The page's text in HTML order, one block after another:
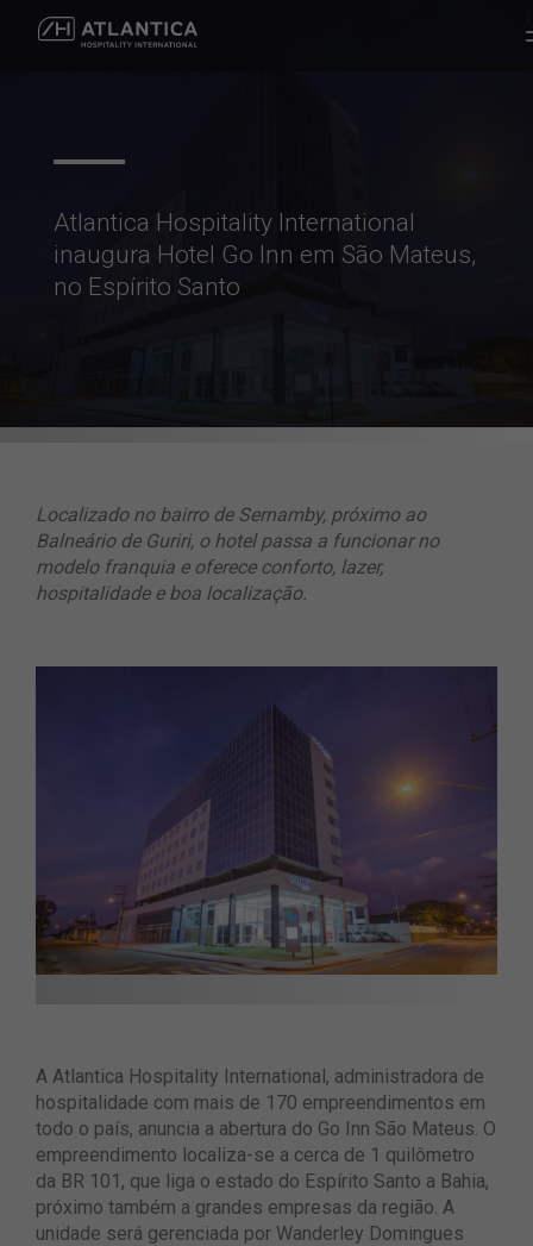
Atlantica Hospitality International
inaugura Hotel Go Inn em São Mateus,
no Espírito Santo
Localizado no bairro de Sernamby, próximo ao
Balneário de Guriri, o hotel passa a funcionar no
modelo franquia e oferece conforto, lazer,
hospitalidade e boa localização.
A Atlantica Hospitality International, administradora de
hospitalidade com mais de 170 empreendimentos em
todo o país, anuncia a abertura do Go Inn São Mateus. O
empreendimento localiza-se a cerca de 1 quilômetro
da BR 101, que liga o estado do Espírito Santo a Bahia,
próximo também a grandes empresas da região. A
unidade será gerenciada por Wanderley Domingues